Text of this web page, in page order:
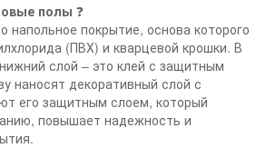
полы ❓
напольное покрытие, основа которого
(ПВХ) и кварцевой крошки. В
слой – это клей с защитным
наносят декоративный слой с
его защитным слоем, который
повышает надежность и